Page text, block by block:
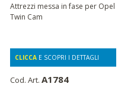
Attrezzi messa in fase per Opel
Twin Cam
CLICCA E SCOPRI I DETTAGLI
Cod. Art. A1784